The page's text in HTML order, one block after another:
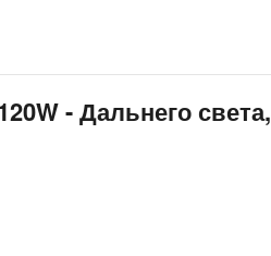
- Дальнего света,